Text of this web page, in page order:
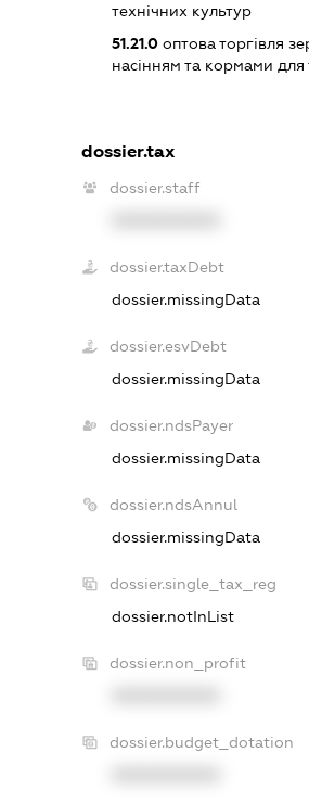
технічних культур
51.21.0 оптова торгівля
насінням та кормами для
dossier.tax
dossier.staff
dossier.taxDebt
dossier.missingData
dossier.esvDebt
dossier.missingData
dossier.ndsPayer
dossier.missingData
dossier.ndsAnnul
dossier.missingData
dossier.single_tax_reg
dossier.notInList
dossier.non_profit
dossier.budget_dotation